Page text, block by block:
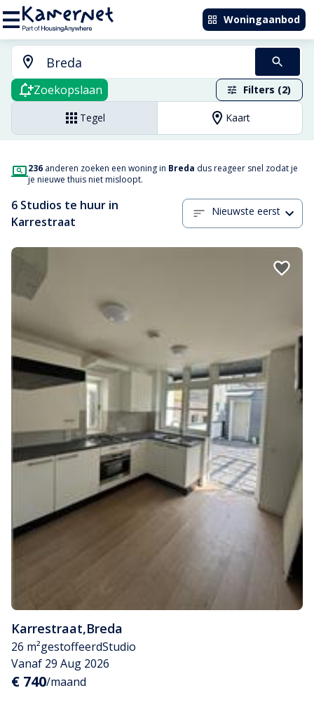
Woningaanbod
Zoekopslaan Filters (2)
Tegel Kaart
236 anderen zoeken een woning in Breda dus reageer snel zodat je
je nieuwe thuis niet misloopt.
6 Studios te huur in
Karrestraat
Nieuwste eerst
Karrestraat,Breda
26 m²gestoffeerdStudio
Vanaf 29 Aug 2026
€ 740/maand